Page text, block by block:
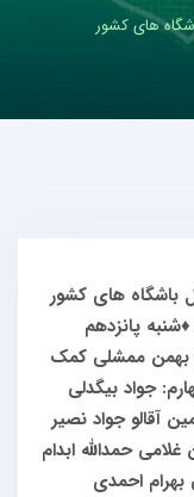
های کشور
باشگاه های کشور
♦️شنبه پانزدهم
بهمن ممشلی کمک
جواد بیگدلی
آقالو جواد نصیر
غلامی حمدالله ابدام
بهرام احمدی